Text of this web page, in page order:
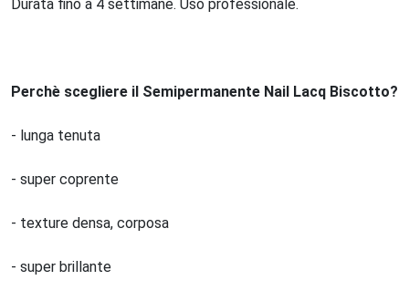
Durata fino a 4 settimane. Uso professionale.
Perchè scegliere il Semipermanente Nail Lacq Biscotto?
- lunga tenuta
- super coprente
- texture densa, corposa
- super brillante